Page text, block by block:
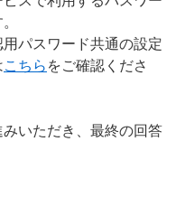
パスワード共通の設定
こちら をご確認くださ
いただき、最終の回答